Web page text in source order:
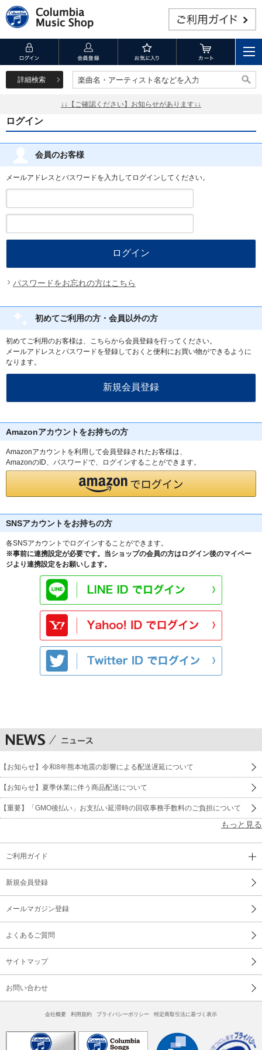
詳細検索 楽曲名・アーティスト名などを入力
楽曲名・アーティスト名などを入力
↓↓【ご確認ください】お知らせがあります↓↓
ログイン
会員のお客様
メールアドレスとパスワードを入力してログインしてください。
パスワードをお忘れの方はこちら
初めてご利用の方・会員以外の方
初めてご利用のお客様は、こちらから会員登録を行ってください。
メールアドレスとパスワードを登録しておくと便利にお買い物ができるように
なります。
Amazonアカウントをお持ちの方
Amazonアカウントを利用して会員登録されたお客様は、
AmazonのID、パスワードで、ログインすることができます。
SNSアカウントをお持ちの方
各SNSアカウントでログインすることができます。
※事前に連携設定が必要です。当ショップの会員の方はログイン後のマイペー
ジより連携設定をお願いします。
【お知らせ】令和8年熊本地震の影響による配送遅延について
【お知らせ】夏季休業に伴う商品配送について
【重要】「GMO後払い」お支払い延滞時の回収事務手数料のご負担について
もっと見る
ご利用ガイド
新規会員登録
メールマガジン登録
よくあるご質問
サイトマップ
お問い合わせ
会社概要 利用規約 プライバシーポリシー 特定商取引法に基づく表示